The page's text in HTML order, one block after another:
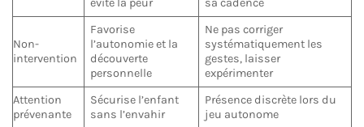
évite la peur
sa cadence
Non-
intervention
Favorise
l’autonomie et la
découverte
personnelle
Ne pas corriger
systématiquement les
gestes, laisser
expérimenter
Attention
prévenante
Sécurise l’enfant
sans l’envahir
Présence discrète lors du
jeu autonome